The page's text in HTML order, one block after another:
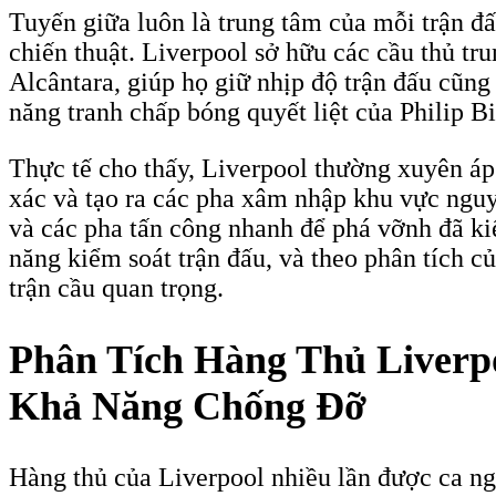
Tuyến giữa luôn là trung tâm của mỗi trận
chiến thuật. Liverpool sở hữu các cầu thủ
Alcântara, giúp họ giữ nhịp độ trận đấu
năng tranh chấp bóng quyết liệt của Philip
Thực tế cho thấy, Liverpool thường xuyên
xác và tạo ra các pha xâm nhập khu vực
và các pha tấn công nhanh để phá vỡnh đã
năng kiểm soát trận đấu, và theo phân tích
trận cầu quan trọng.
Phân Tích Hàng Thủ
Khả Năng Chống Đỡ
Hàng thủ của Liverpool nhiều lần được ca